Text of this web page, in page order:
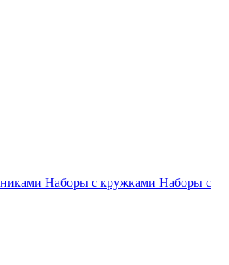
Наборы с кружками Наборы с